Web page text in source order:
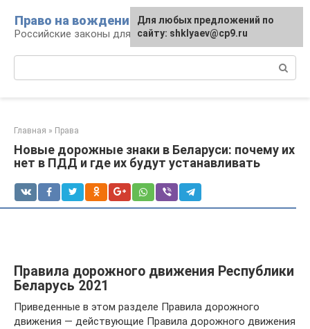
контенту
Право на вождение
Российские законы для автомобилистов
Главная » Права
Новые дорожные знаки в Беларуси: почему их
нет в ПДД и где их будут устанавливать
Правила дорожного движения Республики
Беларусь 2021
Приведенные в этом разделе Правила дорожного
движения — действующие Правила дорожного движения
Для любых предложений по
сайту: shklyaev@cp9.ru